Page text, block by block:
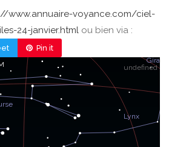
www.annuaire-voyance.com/ciel-
24-janvier.html ou bien via :
Pin it
undefined